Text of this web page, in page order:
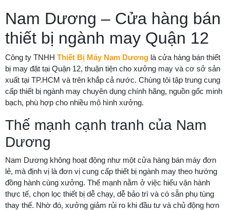
Nam Dương – Cửa hàng bán
thiết bị ngành may Quận 12
Công ty TNHH Thiết Bị Máy Nam Dương là cửa hàng bán thiết
bị may đặt tại Quận 12, thuận tiện cho xưởng may và cơ sở sản
xuất tại TP.HCM và trên khắp cả nước. Chùng tôi tập trung cung
cấp thiết bị ngành may chuyên dụng chính hãng, nguồn gốc minh
bạch, phù hợp cho nhiều mô hình xưởng.
Thế mạnh cạnh tranh của Nam
Dương
Nam Dương không hoạt động như một cửa hàng bán máy đơn
lẻ, mà định vị là đơn vị cung cấp thiết bị ngành may theo hướng
đồng hành cùng xưởng. Thế mạnh nằm ở việc hiểu vận hành
thực tế, chọn lọc thiết bị dễ chạy, dễ bảo trì và có sẵn phụ tùng
thay thế. Nhờ đó, xưởng giảm rủi ro khi đầu tư và chủ động hơn